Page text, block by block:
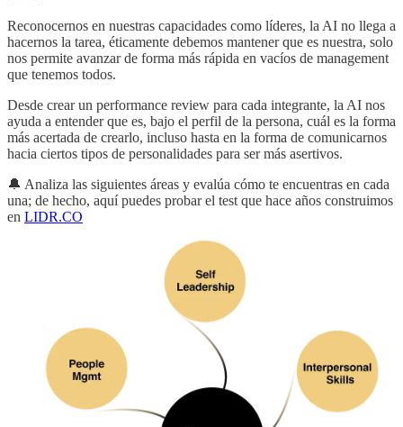
Reconocernos en nuestras capacidades como líderes, la AI no llega a
hacernos la tarea, éticamente debemos mantener que es nuestra, solo
nos permite avanzar de forma más rápida en vacíos de management
que tenemos todos.
Desde crear un performance review para cada integrante, la AI nos
ayuda a entender que es, bajo el perfil de la persona, cuál es la forma
más acertada de crearlo, incluso hasta en la forma de comunicarnos
hacia ciertos tipos de personalidades para ser más asertivos.
🔔 Analiza las siguientes áreas y evalúa cómo te encuentras en cada
una; de hecho, aquí puedes probar el test que hace años construimos
en LIDR.CO